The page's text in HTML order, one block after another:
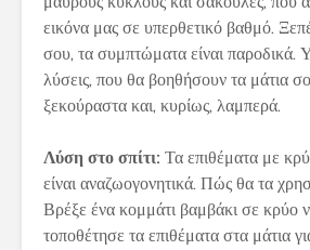
εικόνα μας σε υπερθετικό βαθμό.
σου, τα συμπτώματα είναι παροδικά.
λύσεις, που θα βοηθήσουν τα μάτια
ξεκούραστα και, κυρίως, λαμπερά.
Λύση στο σπίτι: Τα επιθέματα με
είναι αναζωογονητικά. Πώς θα τα
Βρέξε ένα κομμάτι βαμβάκι σε κρύο
τοποθέτησε τα επιθέματα στα μάτια